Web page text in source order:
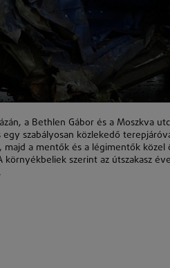
a Bethlen Gábor és a Moszkva
szabályosan közlekedő
majd a mentők és a légimentők
környékbeliek szerint az útszakasz